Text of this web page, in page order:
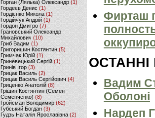
Горган (Лялька) Олександр(1)
Гордеєв Денис (1)
Гордієнко Микола (1)
Гордійчук Андрій (1)
Гордон Дмитро (7)
Грановський Олександр
Михайлович (10)
Гриб Вадим (1)
Григоришин Костянтин (5)
Гримчак Юрій(1)
Гриневецький Сергій(1)
Гринів Ігор (3)
Грицак Василь (2)
Грицак Василь Сергійович (4)
Гриценко Анатолій (8)
Грішин Костянтин (Семен
Семенченко)(8)
Гройсман Володимир(62)
Губський Богдан (3)
Гудзь Наталія Ярославівна(2)
Фирташ
ОСТАННІ
Вадим
Оболоні
Нардеп